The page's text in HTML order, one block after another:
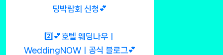
딩박람회 신청💕
2️⃣💕호텔 웨딩나우ㅣ
WeddingNOWㅣ공식 블로그💕